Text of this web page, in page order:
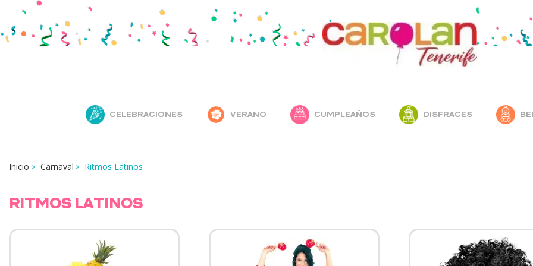
CELEBRACIONES VERANO CUMPLEAÑOS DISFRACES
Inicio Carnaval Ritmos Latinos
RITMOS LATINOS